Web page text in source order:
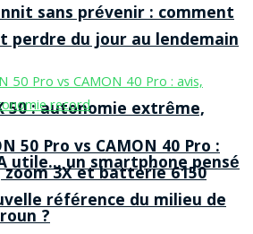
50 : autonomie extrême,
utile… un smartphone pensé
?
sans prévenir : comment
perdre du jour au lendemain
50 Pro vs CAMON 40 Pro :
zoom 3X et batterie 6150
référence du milieu de